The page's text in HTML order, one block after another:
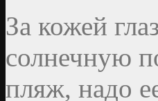
За кожей
солнечную
пляж, надо